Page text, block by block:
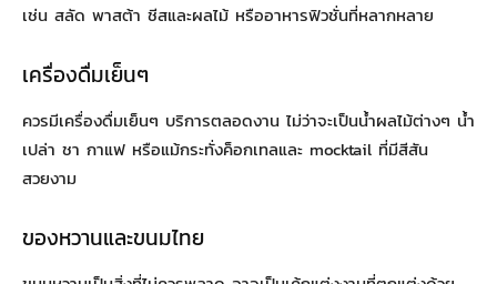
เช่น สลัด พาสต้า ชีสและผลไม้ หรืออาหารฟิวชั่นที่หลากหลาย
เครื่องดื่มเย็นๆ
ควรมีเครื่องดื่มเย็นๆ บริการตลอดงาน ไม่ว่าจะเป็นน้ำผลไม้ต่างๆ น้ำ
เปล่า ชา กาแฟ หรือแม้กระทั่งค็อกเทลและ mocktail ที่มีสีสัน
สวยงาม
ของหวานและขนมไทย